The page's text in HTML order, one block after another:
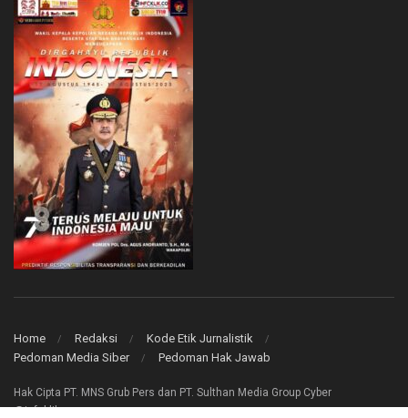
Home Redaksi
Kode Etik Jurnalistik
Pedoman Media Siber
Pedoman Hak Jawab
Hak Cipta PT. MNS Grub Pers dan PT. Sulthan Media Group Cyber
@infoklik.co